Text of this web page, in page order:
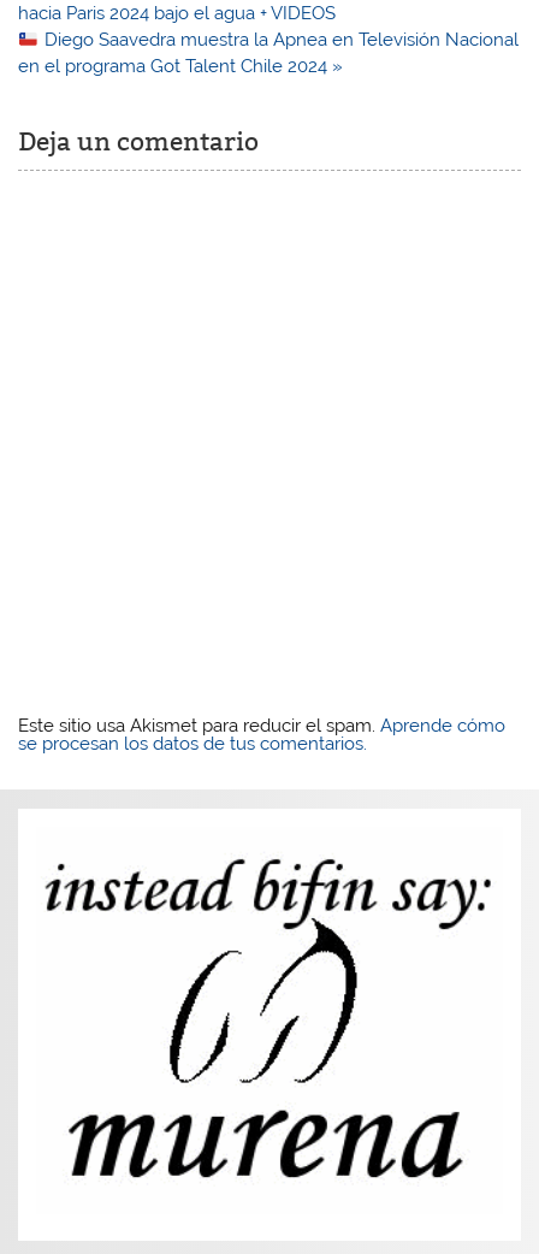
de
entradas
hacia Paris 2024 bajo el agua + VIDEOS
Diego Saavedra muestra la Apnea en Televisión Nacional
en el programa Got Talent Chile 2024 »
Deja un comentario
Este sitio usa Akismet para reducir el spam.Aprende cómo
se procesan los datos de tus comentarios.